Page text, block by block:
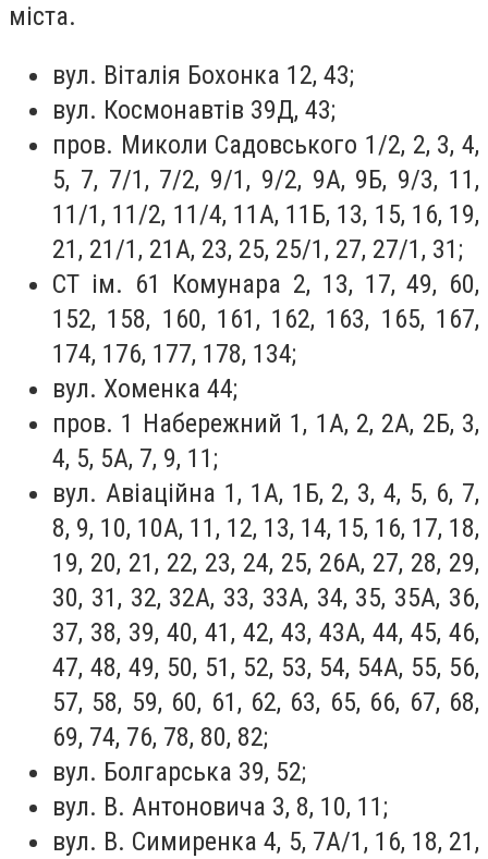
міста.
вул. Віталія Бохонка 12, 43;
вул. Космонавтів 39Д, 43;
пров. Миколи Садовського 1/2, 2, 3, 4,
5, 7, 7/1, 7/2, 9/1, 9/2, 9А, 9Б, 9/3, 11,
11/1, 11/2, 11/4, 11А, 11Б, 13, 15, 16, 19,
21, 21/1, 21А, 23, 25, 25/1, 27, 27/1, 31;
СТ ім. 61 Комунара 2, 13, 17, 49, 60,
152, 158, 160, 161, 162, 163, 165, 167,
174, 176, 177, 178, 134;
вул. Хоменка 44;
пров. 1 Набережний 1, 1А, 2, 2А, 2Б, 3,
4, 5, 5А, 7, 9, 11;
вул. Авіаційна 1, 1А, 1Б, 2, 3, 4, 5, 6, 7,
8, 9, 10, 10А, 11, 12, 13, 14, 15, 16, 17, 18,
19, 20, 21, 22, 23, 24, 25, 26А, 27, 28, 29,
30, 31, 32, 32А, 33, 33А, 34, 35, 35А, 36,
37, 38, 39, 40, 41, 42, 43, 43А, 44, 45, 46,
47, 48, 49, 50, 51, 52, 53, 54, 54А, 55, 56,
57, 58, 59, 60, 61, 62, 63, 65, 66, 67, 68,
69, 74, 76, 78, 80, 82;
вул. Болгарська 39, 52;
вул. В. Антоновича 3, 8, 10, 11;
вул. В. Симиренка 4, 5, 7А/1, 16, 18, 21,